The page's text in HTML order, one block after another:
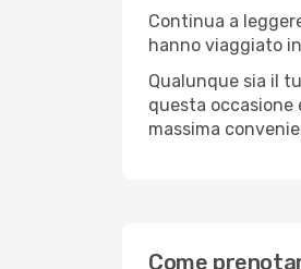
Continua a
hanno viaggiato
Qualunque sia il
questa occasione
massima
Come